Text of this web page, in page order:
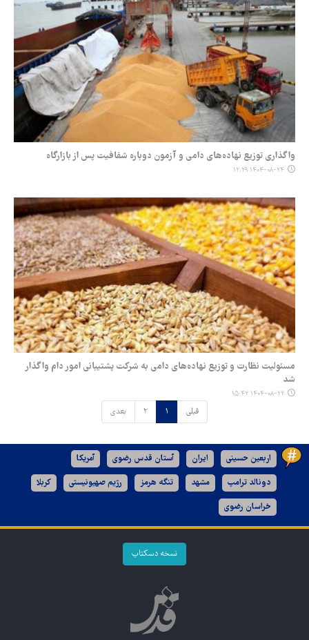
واگذاری توزیع نهاده‌های دامی و آزمون دوباره شفافیت پس از بازارگاه
۱۴۰۴-۰۸-۲۴ ۱۲:۲۹
مسئولیت نظارت و توزیع نهاده‌های دامی به شرکت پشتیبانی امور دام واگذار
شد
۱۴۰۴-۰۸-۲۲ ۱۵:۴۲
قبلی ۱ ۲ بعدی
اربعین حسینی ایران آستان قدس رضوی آمریکا
دونالد ترامپ مشهد تنگه هرمز رژیم صهیونیستی کربلا
خراسان رضوی
نسخه دسکتاپ